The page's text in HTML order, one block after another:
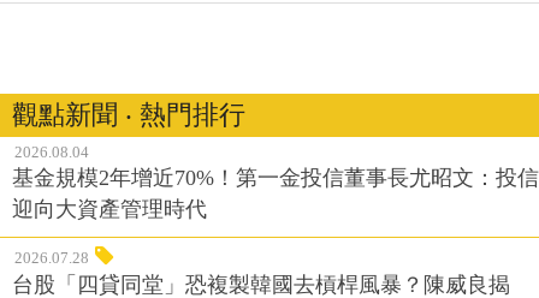
觀點新聞 ‧ 熱門排行
2026.08.04
基金規模2年增近70%！第一金投信董事長尤昭文：投信
迎向大資產管理時代
2026.07.28
台股「四貸同堂」恐複製韓國去槓桿風暴？陳威良揭